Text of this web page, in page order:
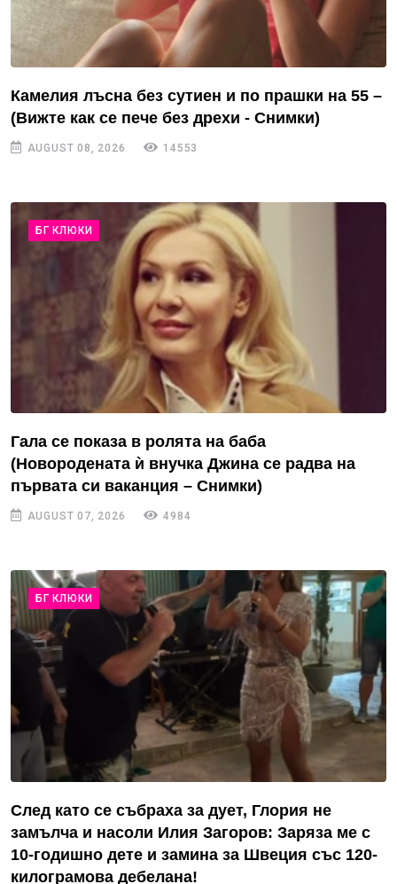
Камелия лъсна без сутиен и по прашки на 55 –
(Вижте как се пече без дрехи - Снимки)
AUGUST 08, 2026 14553
БГ КЛЮКИ
Гала се показа в ролята на баба
(Новородената ѝ внучка Джина се радва на
първата си ваканция – Снимки)
AUGUST 07, 2026 4984
БГ КЛЮКИ
След като се събраха за дует, Глория не
замълча и насоли Илия Загоров: Заряза ме с
10-годишно дете и замина за Швеция със 120-
килограмова дебелана!